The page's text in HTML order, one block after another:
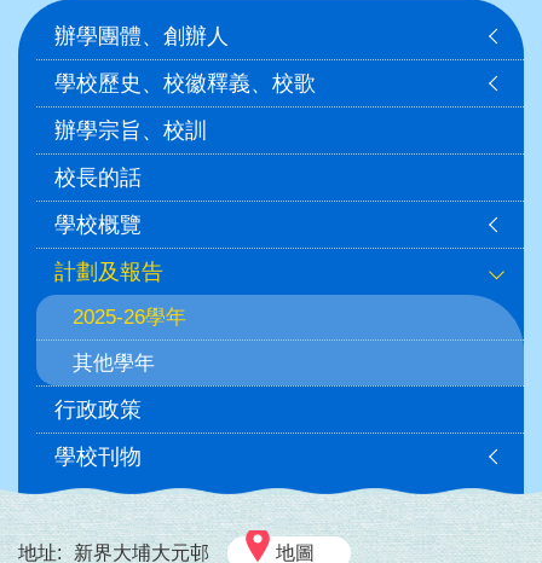
Main
navigation
辦學團體、創辦人
學校歷史、校徽釋義、校歌
辦學宗旨、校訓
校長的話
學校概覽
計劃及報告
2025-26學年
其他學年
行政政策
學校刊物
地址: 新界大埔大元邨 地圖